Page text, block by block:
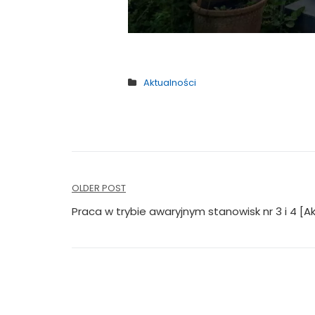
Aktualności
Nawigacja
wpisu
OLDER POST
Praca w trybie awaryjnym stanowisk nr 3 i 4